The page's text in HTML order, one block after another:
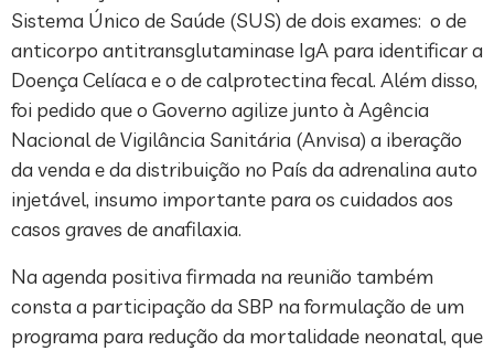
Sistema Único de Saúde (SUS) de dois exames: o de
anticorpo antitransglutaminase IgA para identificar a
Doença Celíaca e o de calprotectina fecal. Além disso,
foi pedido que o Governo agilize junto à Agência
Nacional de Vigilância Sanitária (Anvisa) a iberação
da venda e da distribuição no País da adrenalina auto
injetável, insumo importante para os cuidados aos
casos graves de anafilaxia.
Na agenda positiva firmada na reunião também
consta a participação da SBP na formulação de um
programa para redução da mortalidade neonatal, que